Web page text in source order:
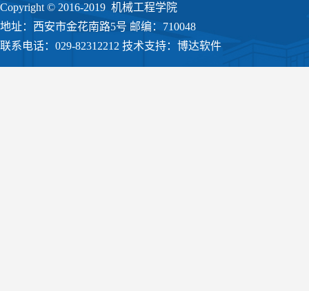
Copyright © 2016-2019 机械工程学院
地址：西安市金花南路5号 邮编：710048
联系电话：029-82312212 技术支持：博达软件